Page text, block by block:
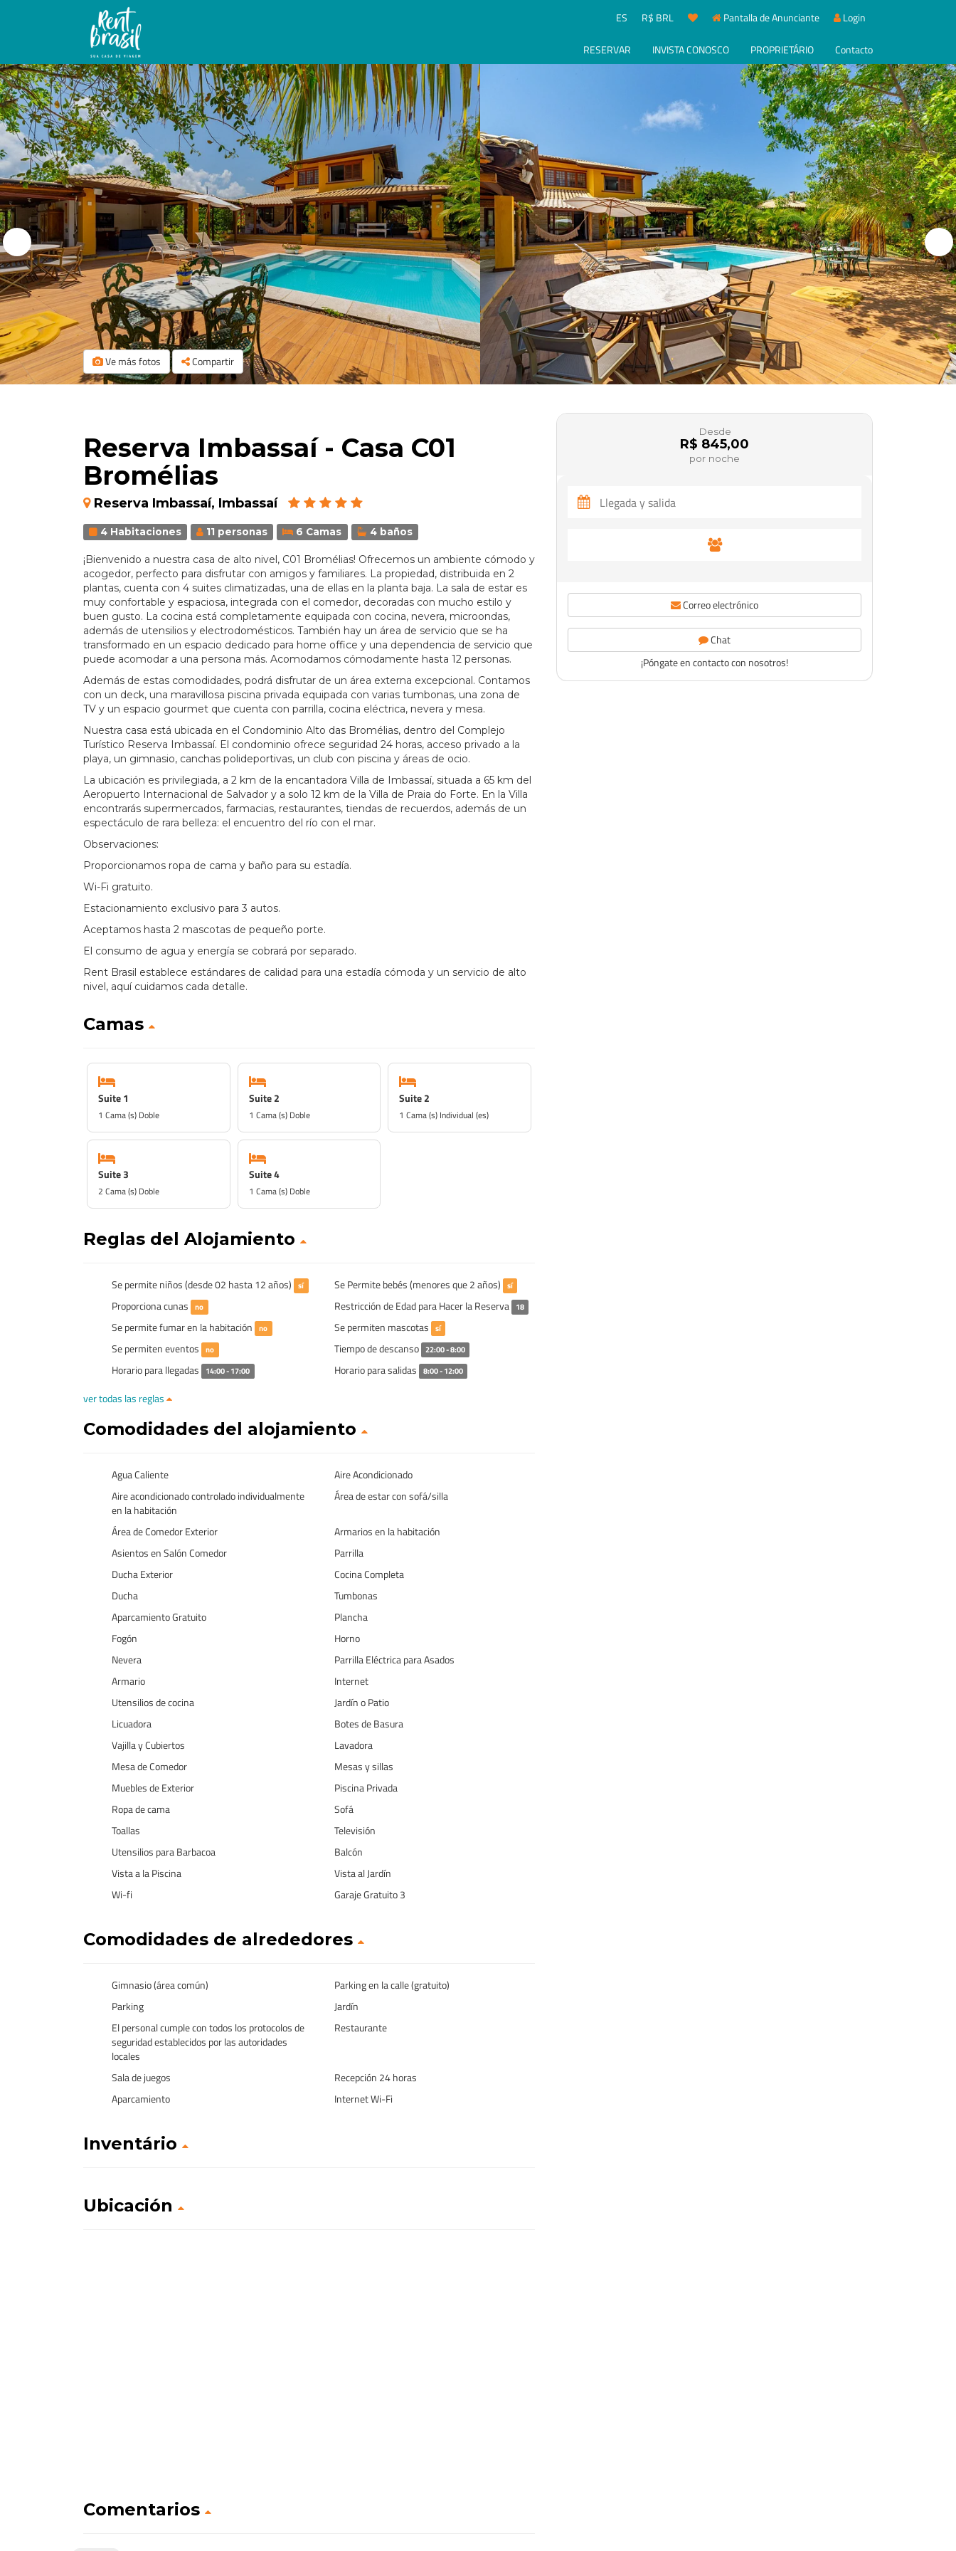
ES R$ BRL Pantalla de Anunciante Login
RESERVAR INVISTA CONOSCO PROPRIETÁRIO Contacto
Ve más fotos Compartir
Reserva Imbassaí - Casa C01
Bromélias
Reserva Imbassaí, Imbassaí
4 Habitaciones 11 personas 6 Camas 4 baños
¡Bienvenido a nuestra casa de alto nivel, C01 Bromélias! Ofrecemos un ambiente cómodo y
acogedor, perfecto para disfrutar con amigos y familiares. La propiedad, distribuida en 2
plantas, cuenta con 4 suites climatizadas, una de ellas en la planta baja. La sala de estar es
muy confortable y espaciosa, integrada con el comedor, decoradas con mucho estilo y
buen gusto. La cocina está completamente equipada con cocina, nevera, microondas,
además de utensilios y electrodomésticos. También hay un área de servicio que se ha
transformado en un espacio dedicado para home office y una dependencia de servicio que
puede acomodar a una persona más. Acomodamos cómodamente hasta 12 personas.
Además de estas comodidades, podrá disfrutar de un área externa excepcional. Contamos
con un deck, una maravillosa piscina privada equipada con varias tumbonas, una zona de
TV y un espacio gourmet que cuenta con parrilla, cocina eléctrica, nevera y mesa.
Nuestra casa está ubicada en el Condominio Alto das Bromélias, dentro del Complejo
Turístico Reserva Imbassaí. El condominio ofrece seguridad 24 horas, acceso privado a la
playa, un gimnasio, canchas polideportivas, un club con piscina y áreas de ocio.
La ubicación es privilegiada, a 2 km de la encantadora Villa de Imbassaí, situada a 65 km del
Aeropuerto Internacional de Salvador y a solo 12 km de la Villa de Praia do Forte. En la Villa
encontrarás supermercados, farmacias, restaurantes, tiendas de recuerdos, además de un
espectáculo de rara belleza: el encuentro del río con el mar.
Observaciones:
Proporcionamos ropa de cama y baño para su estadía.
Wi-Fi gratuito.
Estacionamiento exclusivo para 3 autos.
Aceptamos hasta 2 mascotas de pequeño porte.
El consumo de agua y energía se cobrará por separado.
Rent Brasil establece estándares de calidad para una estadía cómoda y un servicio de alto
nivel, aquí cuidamos cada detalle.
Camas
Suite 1
1 Cama (s) Doble
Suite 2
1 Cama (s) Doble
Suite 2
1 Cama (s) Individual (es)
Suite 3
2 Cama (s) Doble
Suite 4
1 Cama (s) Doble
Reglas del Alojamiento
Se permite niños (desde 02 hasta 12 años) sí Se Permite bebés (menores que 2 años) sí
Proporciona cunas no Restricción de Edad para Hacer la Reserva 18
Se permite fumar en la habitación no Se permiten mascotas sí
Se permiten eventos no Tiempo de descanso 22:00 - 8:00
Horario para llegadas 14:00 - 17:00 Horario para salidas 8:00 - 12:00
ver todas las reglas
Comodidades del alojamiento
Agua Caliente
Aire Acondicionado
Aire acondicionado controlado individualmente
en la habitación
Área de estar con sofá/silla
Área de Comedor Exterior
Armarios en la habitación
Asientos en Salón Comedor
Parrilla
Ducha Exterior
Cocina Completa
Ducha
Tumbonas
Aparcamiento Gratuito
Plancha
Fogón
Horno
Nevera
Parrilla Eléctrica para Asados
Armario
Internet
Utensilios de cocina
Jardín o Patio
Licuadora
Botes de Basura
Vajilla y Cubiertos
Lavadora
Mesa de Comedor
Mesas y sillas
Muebles de Exterior
Piscina Privada
Ropa de cama
Sofá
Toallas
Televisión
Utensilios para Barbacoa
Balcón
Vista a la Piscina
Vista al Jardín
Wi-fi
Garaje Gratuito 3
Comodidades de alrededores
Gimnasio (área común)
Parking en la calle (gratuito)
Parking
Jardín
El personal cumple con todos los protocolos de
seguridad establecidos por las autoridades
locales
Restaurante
Sala de juegos
Recepción 24 horas
Aparcamiento
Internet Wi-Fi
Inventário
Ubicación
Comentarios
Desde
R$ 845,00
por noche
Correo electrónico
Chat
¡Póngate en contacto con nosotros!